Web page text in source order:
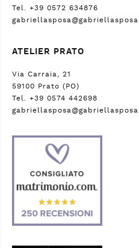
Tel. +39 0572 634876
ATELIER PRATO
Via Carraia, 21
59100 Prato (PO)
Tel. +39 0574 442698